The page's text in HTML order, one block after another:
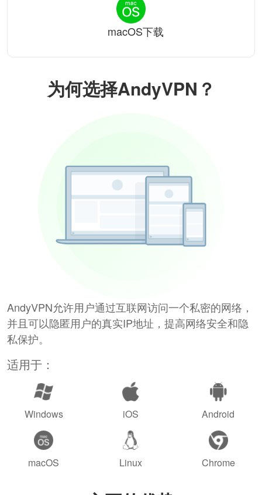
为何选择AndyVPN？
AndyVPN允许用户通过互联网访问一个私密的网络，
并且可以隐匿用户的真实IP地址，提高网络安全和隐
私保护。
适用于：
Windows iOS Android
macOS Linux Chrome
macOS下载